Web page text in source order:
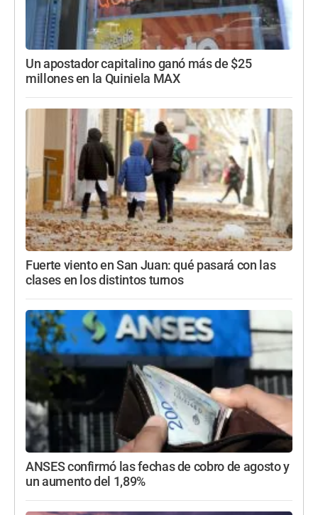
Un apostador capitalino ganó más de $25
millones en la Quiniela MAX
Fuerte viento en San Juan: qué pasará con las
clases en los distintos turnos
ANSES confirmó las fechas de cobro de agosto y
un aumento del 1,89%